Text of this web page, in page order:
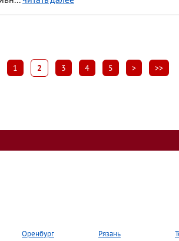
1 2 3 4 5 > >>
Оренбург Рязань